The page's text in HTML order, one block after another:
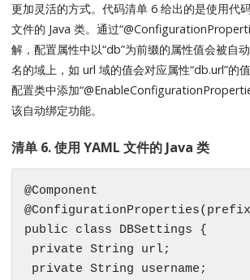
更加灵活的方式。代码清单 6 给出的是使用代
文件的 Java 类。通过
解，配置属性中以“db”为前缀的属性值会被自
名的域上，如 url 域的值会对应属性“db.url”的
配置类中添加
该自动绑定功能。
清单 6. 使用 YAML 文件的 Java 类
@Component
public class DBSettings {
private String url;
private String username;